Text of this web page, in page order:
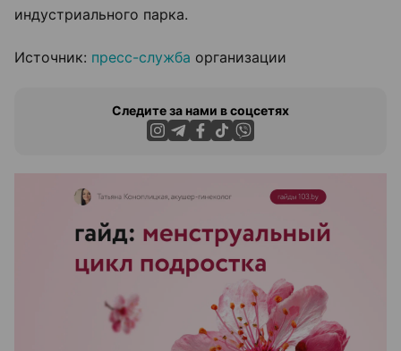
индустриального парка.
Источник: пресс-служба организации
Следите за нами в соцсетях
ЭФФЕКТИВНАЯ РЕКЛАМА НА САЙТЕ